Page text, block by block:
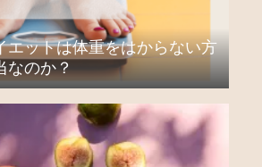
エットは体重をはからない方
なのか？